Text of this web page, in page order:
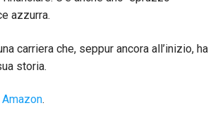
azzurra.
carriera che, seppur ancora all’inizio, ha
storia.
Amazon.